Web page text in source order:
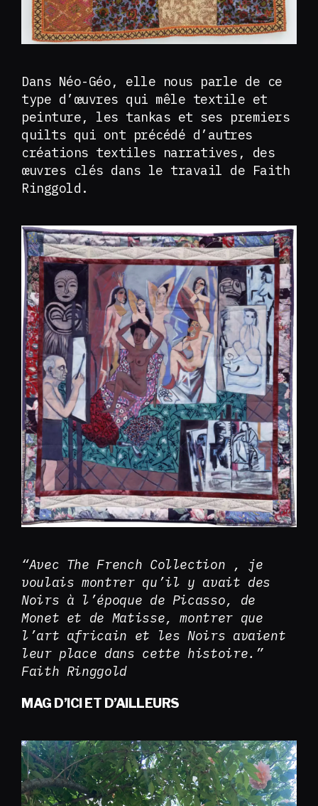
Dans Néo-Géo, elle nous parle de ce
type d’œuvres qui mêle textile et
peinture, les tankas et ses premiers
quilts qui ont précédé d’autres
créations textiles narratives, des
œuvres clés dans le travail de Faith
Ringgold.
“Avec The French Collection , je
voulais montrer qu’il y avait des
Noirs à l’époque de Picasso, de
Monet et de Matisse, montrer que
l’art africain et les Noirs avaient
leur place dans cette histoire.”
Faith Ringgold
MAG D’ICI ET D’AILLEURS